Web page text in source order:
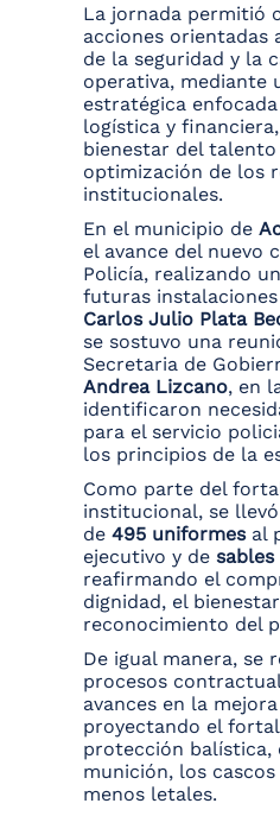
La jornada permitió
acciones orientadas
de la seguridad y la
operativa, mediante
estratégica
logística y
bienestar del
optimización de los
institucionales.
En el municipio de
el avance del nuevo
Policía, realizando
futuras
Carlos Julio Plata
se sostuvo una
Secretaria de
Andrea Lizcano, en
identificaron
para el servicio
los principios de la
Como parte del
institucional, se
de 495 uniformesal
ejecutivo y de
reafirmando el
dignidad, el
reconocimiento del
De igual manera, se
procesos
avances en la
proyectando el
protección balística,
munición, los
menos letales.